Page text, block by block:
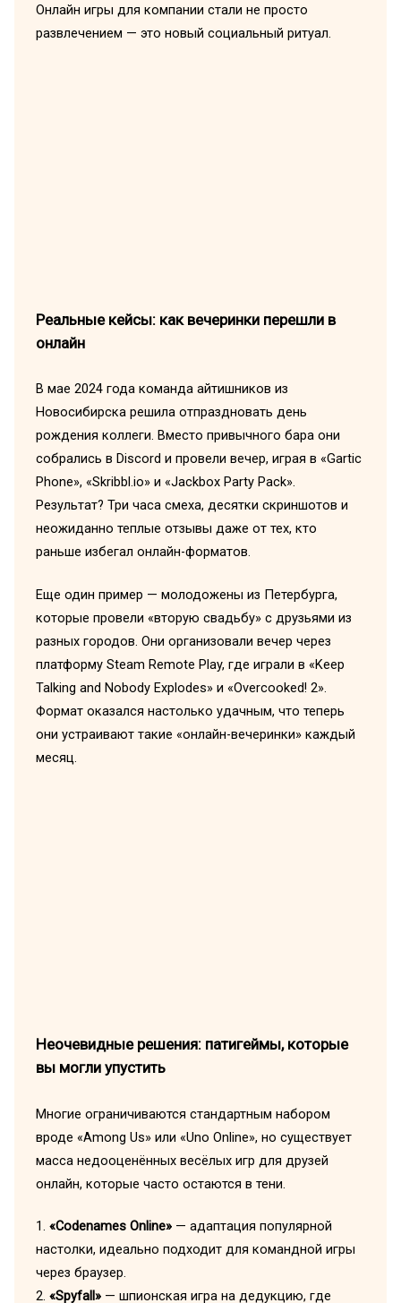
Онлайн игры для компании стали не просто
развлечением — это новый социальный ритуал.
Реальные кейсы: как вечеринки перешли в
онлайн
В мае 2024 года команда айтишников из
Новосибирска решила отпраздновать день
рождения коллеги. Вместо привычного бара они
собрались в Discord и провели вечер, играя в «Gartic
Phone», «Skribbl.io» и «Jackbox Party Pack».
Результат? Три часа смеха, десятки скриншотов и
неожиданно теплые отзывы даже от тех, кто
раньше избегал онлайн-форматов.
Еще один пример — молодожены из Петербурга,
которые провели «вторую свадьбу» с друзьями из
разных городов. Они организовали вечер через
платформу Steam Remote Play, где играли в «Keep
Talking and Nobody Explodes» и «Overcooked! 2».
Формат оказался настолько удачным, что теперь
они устраивают такие «онлайн-вечеринки» каждый
месяц.
Неочевидные решения: патигеймы, которые
вы могли упустить
Многие ограничиваются стандартным набором
вроде «Among Us» или «Uno Online», но существует
масса недооценённых весёлых игр для друзей
онлайн, которые часто остаются в тени.
1. «Codenames Online»— адаптация популярной
настолки, идеально подходит для командной игры
через браузер.
2. «Spyfall»— шпионская игра на дедукцию, где